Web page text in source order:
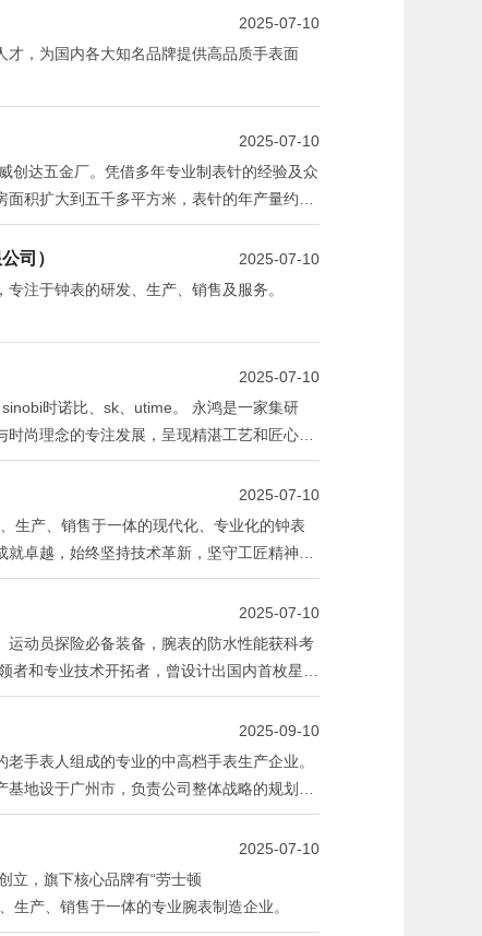
2025-07-10
，为国内各大知名品牌提供高品质手表面
2025-07-10
创达五金厂。凭借多年专业制表针的经验及众
积扩大到五千多平方米，表针的年产量约一
司）
2025-07-10
注于钟表的研发、生产、销售及服务。
2025-07-10
时诺比、sk、utime。 永鸿是一家集研
尚理念的专注发展，呈现精湛工艺和匠心设
2025-07-10
生产、销售于一体的现代化、专业化的钟表
卓越，始终坚持技术革新，坚守工匠精神，
2025-07-10
动员探险必备装备，腕表的防水性能获科考
和专业技术开拓者，曾设计出国内首枚星座
业设计红星奖”“中国500最具价值品牌”等诸多
2025-09-10
手表人组成的专业的中高档手表生产企业。
地设于广州市，负责公司整体战略的规划与
的生产。目前公司产能达到年产高质量不锈
区，深受消费者信任与支持。
2025-07-10
立，旗下核心品牌有“劳士顿
生产、销售于一体的专业腕表制造企业。